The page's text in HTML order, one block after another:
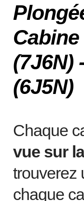
Cabine
(7J6N)
(6J5N)
Chaque
vue sur
trouverez
chaque